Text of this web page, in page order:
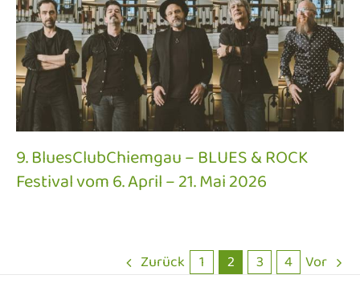
9. BluesClubChiemgau – BLUES & ROCK
Festival vom 6. April – 21. Mai 2026
Zurück 1 2 3 4 Vor